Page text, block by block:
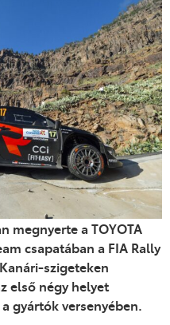
megnyerte a TOYOTA
csapatában a FIA Rally
szigeteken
első négy helyet
gyártók versenyében.